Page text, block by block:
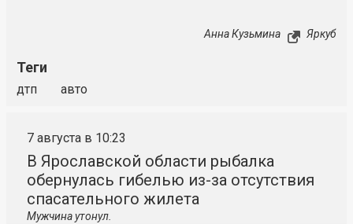
Анна Кузьмина Яркуб
Теги
дтп авто
7 августа в 10:23
В Ярославской области рыбалка
обернулась гибелью из-за отсутствия
спасательного жилета
Мужчина утонул.